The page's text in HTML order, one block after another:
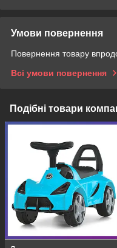
Умови повернення
Повернення товару
Всі умови повернення
Подібні товари